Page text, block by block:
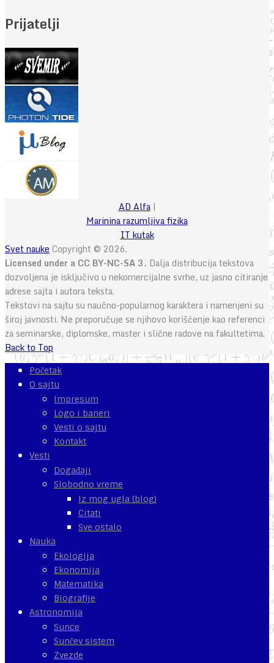
Prijatelji
AD Alfa|
Marinina razumljiva fizika
IT kutak
Svet nauke Copyright © 2026.
Licensed under a CC BY-NC-SA 3. Dalja distribucija tekstova
dozvoljena je isključivo u nekomercijalne svrhe, uz jasno citiranje
adrese sajta i autora teksta.
Tekstovi na sajtu su naučno-popularnog karaktera i namenjeni su
široj javnosti. Ne preporučuje se njihovo korišćenje kao referenci
za seminarske, diplomske, master i slične radove na fakultetima.
Back to Top
Početak
O sajtu
Impresum
Logo i baneri
Vesti o sajtu
Kontakt
Vesti
Događaji
Slobodno vreme
Iz mog ugla (blog)
Citati
Sve ostalo
Nauka
Ekologija
Ekonomija
Matematika
Biografije
Astronomija
Sunce
Sunčev sistem
Zvezde